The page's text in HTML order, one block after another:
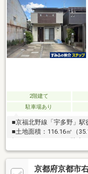
時期不詳・構造不明)■ ご
━━━━━・・・物件の詳
ださい。
2階建て
駐車場あり
■京福北野線「宇多野」
■土地面積：116.16㎡（
所■全居室6畳以上【周辺
約510ｍ・スーパーマツ
店 約930ｍ・京都宇多野
京都府京都市